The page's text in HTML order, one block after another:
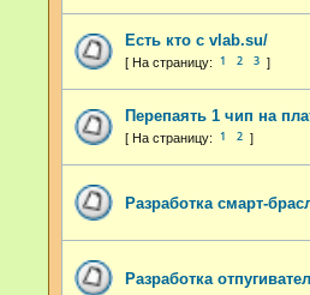
Есть кто с vlab.su/
1 2 3
Перепаять 1 чип на
1 2
Разработка смарт-
Разработка